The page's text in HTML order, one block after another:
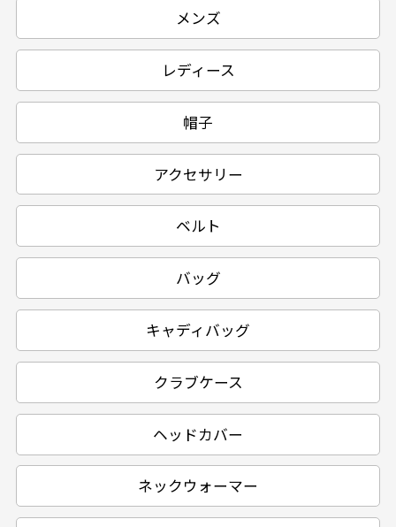
※「LE COQ SPORTIF」は、株式会社デサントの商標また
は登録商標です。
メンズ
レディース
帽子
アクセサリー
ベルト
バッグ
キャディバッグ
クラブケース
ヘッドカバー
ネックウォーマー